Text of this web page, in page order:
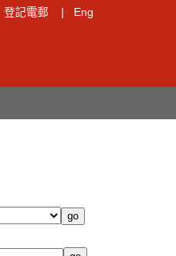
登記電郵 | Eng